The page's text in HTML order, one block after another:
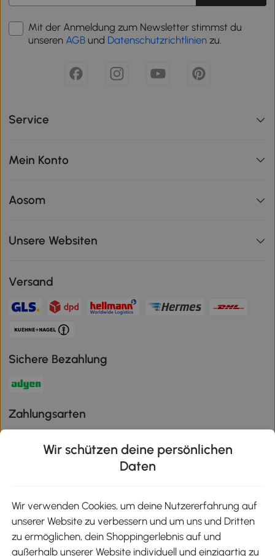
Mit der Anmeldung zum Newsletter stimmst du
unseren AGB und Datenschutzrichtlinien zu.
Service
Mein Konto
Aosom
Unsere Websiten
Versand
Sichere Bezahlung
Zahlungsarten
Aosom-App
Wir schützen deine persönlichen
Daten
Wir verwenden Cookies, um deine Nutzererfahrung auf
unserer Website zu verbessern und um uns und Dritten
zu ermöglichen, dein Shoppingerlebnis auf und
außerhalb unserer Website individuell und einzigartig zu